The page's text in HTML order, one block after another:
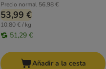
Precio normal 56,98 €
53,99 €
10,80 € / kg
51,29 €
Añadir a la cesta